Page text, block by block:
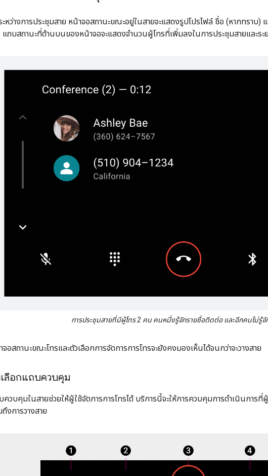
ะหว่างการประชุมสาย หน้าจอสถานะขณะอยู่ในสายจะแสดงรูปโปรไฟล์ ชื่อ (หากทราบ)
ถบสถานะที่ด้านบนของหน้าจอจะแสดงจำนวนผู้โทรที่เพิ่มลงในการประชุมสายและระย
การประชุมสายที่มีผู้โทร 2 คน คนหนึ่งรู้จักรายชื่อติดต่อ และอีกคนไม่รู้
จอสถานะขณะโทรและตัวเลือกการจัดการการโทรจะยังคงมองเห็นได้จนกว่าจะวางสาย
ลือกแถบควบคุม
ควบคุมในสายช่วยให้ผู้ใช้จัดการการโทรได้ บริการนี้จะให้การควบคุมการดำเนินการที่ผู้
ถึงการวางสาย